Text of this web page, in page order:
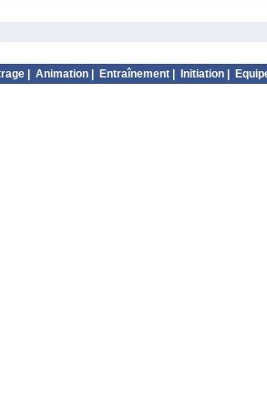
Animation Entraînement Initiation